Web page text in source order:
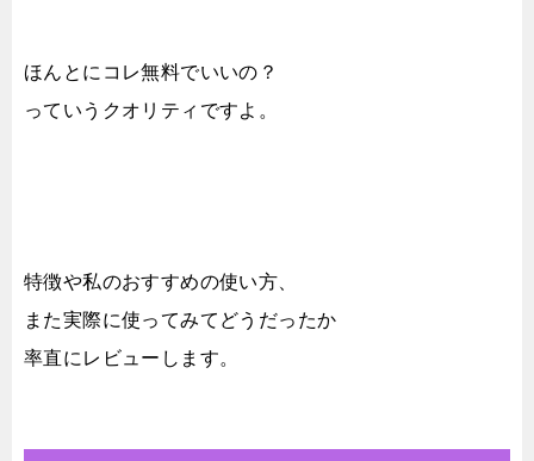
ほんとにコレ無料でいいの？
っていうクオリティですよ。
特徴や私のおすすめの使い方、
また実際に使ってみてどうだったか
率直にレビューします。